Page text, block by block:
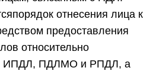
отнесения лица к
предоставления
относительно
ИПДЛ, ПДЛМО и РПДЛ, а